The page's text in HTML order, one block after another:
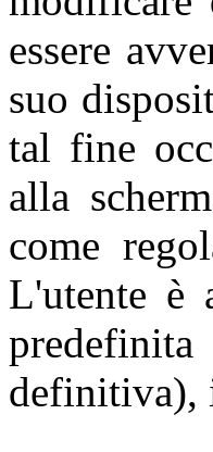
essere
suo
tal fine
alla
come
L'utente è
definitiva),